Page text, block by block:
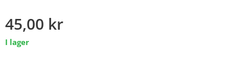
45,00 kr
I lager